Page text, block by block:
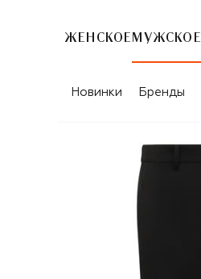
ЖЕНСКОЕ МУЖСКОЕ
Новинки Бренды